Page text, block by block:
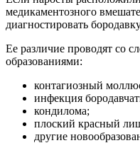
медикаментозного
диагностировать
Ее различие проводят со
образованиями:
контагиозный
инфекция
кондилома;
плоский красный
другие